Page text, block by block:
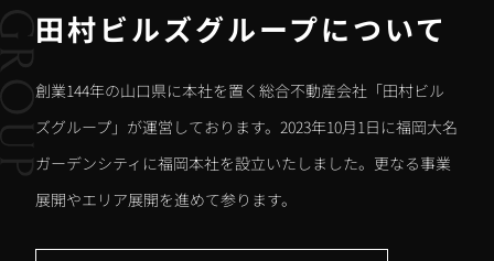
田村ビルズグループについて
創業144年の山口県に本社を置く総合不動産会社「田村ビル
ズグループ」が運営しております。2023年10月1日に福岡大名
ガーデンシティに福岡本社を設立いたしました。更なる事業
展開やエリア展開を進めて参ります。